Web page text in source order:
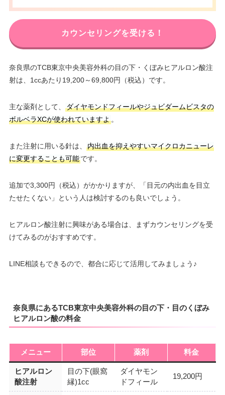
カウンセリングを受ける！
奈良県のTCB東京中央美容外科の目の下・くぼみヒアルロン酸注
射は、1ccあたり19,200～69,800円（税込）です。
主な薬剤として、
ダイヤモンドフィールやジュビダームビスタの
ボルベラXCが使われていますよ。
また注射に用いる針は、
内出血を抑えやすいマイクロカニューレ
に変更することも可能です。
追加で3,300円（税込）がかかりますが、「目元の内出血を目立
たせたくない」という人は検討するのも良いでしょう。
ヒアルロン酸注射に興味がある場合は、まずカウンセリングを受
けてみるのがおすすめです。
LINE相談もできるので、都合に応じて活用してみましょう♪
奈良県にあるTCB東京中央美容外科の目の下・目のくぼみ
ヒアルロン酸の料金
メニュー 部位 薬剤 料金
ヒアルロン
酸注射
目の下(眼窩
縁)1cc
ダイヤモン
ドフィール
19,200円